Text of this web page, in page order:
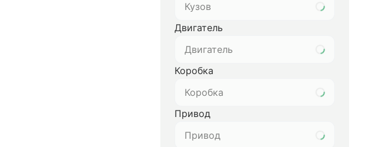
Кузов
Двигатель
Двигатель
Коробка
Коробка
Привод
Привод